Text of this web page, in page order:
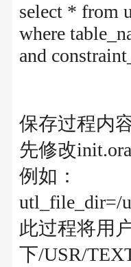
select * from
where
and
保存过程内
先修改init.ora
例如：
utl_file_dir=/
此过程将用
下/USR/